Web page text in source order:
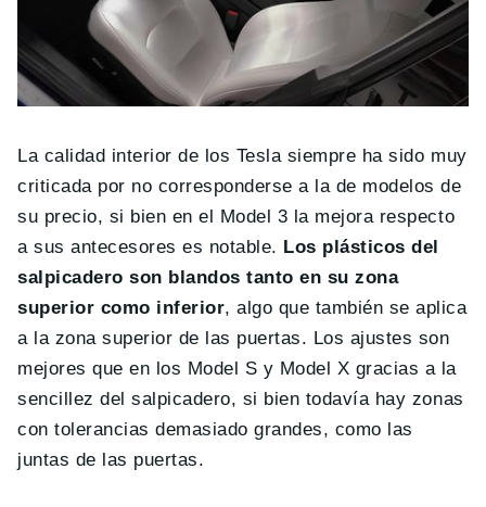
La calidad interior de los Tesla siempre ha sido muy
criticada por no corresponderse a la de modelos de
su precio, si bien en el Model 3 la mejora respecto
a sus antecesores es notable. Los plásticos del
salpicadero son blandos tanto en su zona
superior como inferior, algo que también se aplica
a la zona superior de las puertas. Los ajustes son
mejores que en los Model S y Model X gracias a la
sencillez del salpicadero, si bien todavía hay zonas
con tolerancias demasiado grandes, como las
juntas de las puertas.